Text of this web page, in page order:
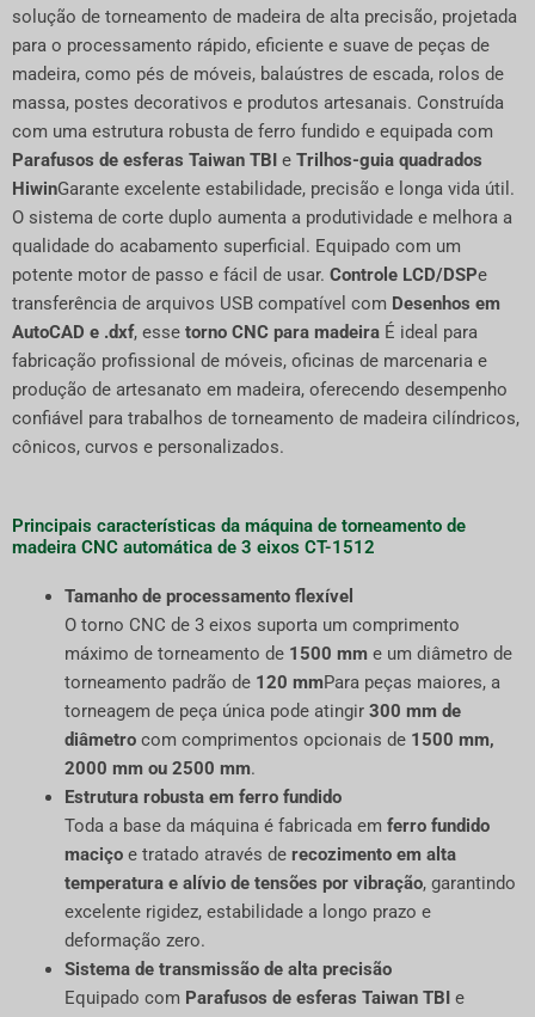
solução de torneamento de madeira de alta precisão, projetada
para o processamento rápido, eficiente e suave de peças de
madeira, como pés de móveis, balaústres de escada, rolos de
massa, postes decorativos e produtos artesanais. Construída
com uma estrutura robusta de ferro fundido e equipada com
Parafusos de esferas Taiwan TBI e Trilhos-guia quadrados
HiwinGarante excelente estabilidade, precisão e longa vida útil.
O sistema de corte duplo aumenta a produtividade e melhora a
qualidade do acabamento superficial. Equipado com um
potente motor de passo e fácil de usar. Controle LCD/DSPe
transferência de arquivos USB compatível com Desenhos em
AutoCAD e .dxf, esse torno CNC para madeira É ideal para
fabricação profissional de móveis, oficinas de marcenaria e
produção de artesanato em madeira, oferecendo desempenho
confiável para trabalhos de torneamento de madeira cilíndricos,
cônicos, curvos e personalizados.
Principais características da máquina de torneamento de
madeira CNC automática de 3 eixos CT-1512
Tamanho de processamento flexível
O torno CNC de 3 eixos suporta um comprimento
máximo de torneamento de 1500 mme um diâmetro de
torneamento padrão de 120 mmPara peças maiores, a
torneagem de peça única pode atingir 300 mm de
diâmetrocom comprimentos opcionais de 1500 mm,
2000 mm ou 2500 mm.
Estrutura robusta em ferro fundido
Toda a base da máquina é fabricada em ferro fundido
maciçoe tratado através de recozimento em alta
temperatura e alívio de tensões por vibração, garantindo
excelente rigidez, estabilidade a longo prazo e
deformação zero.
Sistema de transmissão de alta precisão
Equipado com Parafusos de esferas Taiwan TBIe